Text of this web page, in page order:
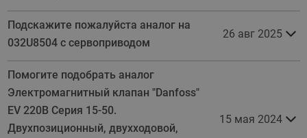
Подскажите пожалуйста аналог на
032U8504 с сервоприводом
26 авг 2025
Помогите подобрать аналог
Электромагнитный клапан "Danfoss"
EV 220В Серия 15-50.
Двухпозиционный, двухходовой,
15 мая 2024